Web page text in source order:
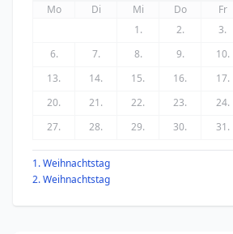
Mo
Di Mi Do Fr
1.
2. 3.
6.
7. 8. 9. 10.
13.
14. 15. 16. 17.
20.
21. 22. 23. 24.
27.
28. 29. 30. 31.
1. Weihnachtstag
2. Weihnachtstag